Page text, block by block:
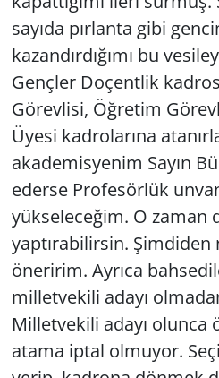
sayıda pırlanta gibi
kazandırdığımı bu
Gençler Doçentlik
Görevlisi, Öğretim
Üyesi kadrolarına
akademisyenim Sayın
ederse Profesörlük
yükseleceğim. O zaman
yaptırabilirsin. Şimdiden
öneririm. Ayrıca
milletvekili adayı
Milletvekili adayı olunca
atama iptal olmuyor.